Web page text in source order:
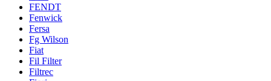
FENDT
Fenwick
Fersa
Fg Wilson
Fiat
Fil Filter
Filtrec